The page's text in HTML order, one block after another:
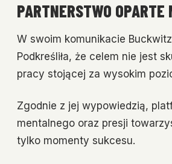
PARTNERSTWO OPARTE
W swoim komunikacie
Podkreśliła, że celem nie jest
pracy stojącej za wysokim
Zgodnie z jej wypowiedzią,
mentalnego oraz presji
tylko momenty sukcesu.